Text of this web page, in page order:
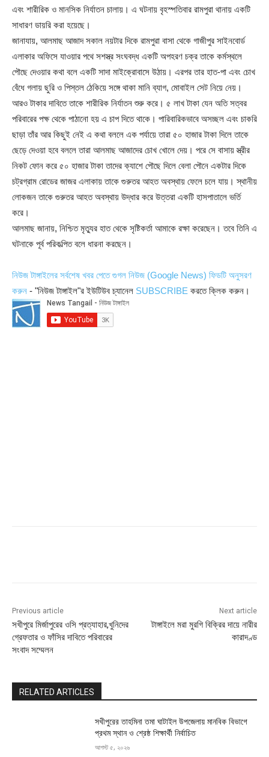
এবং শারীরিক ও মানসিক নির্যাতন চালায়। এ ঘটনায় বৃহস্পতিবার রামপুরা থানায় একটি
সাধারণ ডায়রি করা হয়েছে।
জানাযায়, আলমাছ আজাদ সকাল নয়টার দিকে রামপুরা বাসা থেকে গাজীপুর সাইনবোর্ড
এলাকার অফিসে যাওয়ার পথে সশস্ত্র সংঘবদ্ধ একটি অপহরণ চক্র তাকে কর্মস্থলে
পৌছে দেওয়ার কথা বলে একটি সাদা মাইক্রোবাসে উঠায়। এরপর তার হাত-পা এবং চোখ
বেঁধে গলায় ছুরি ও পিস্তল ঠেকিয়ে সঙ্গে থাকা মানি ব্যাগ, মোবাইল সেট নিয়ে নেয়।
আরও টাকার দাবিতে তাকে শারীরিক নির্যাতন শুরু করে। ৫ লাখ টাকা যেন অতি সত্বর
পরিবারের পক্ষ থেকে পাঠানো হয় এ চাপ দিতে থাকে। পারিবারিকভাবে অসচ্ছল এবং চাকরি
ছাড়া তাঁর আর কিছুই নেই এ কথা বললে এক পর্যায়ে তারা ৫০ হাজার টাকা দিলে তাকে
ছেড়ে দেওয়া হবে বললে তারা আলমাছ আজাদের চোখ খোলে দেয়। পরে সে বাসায় স্ত্রীর
নিকট ফোন করে ৫০ হাজার টাকা তাদের ক্যাশে পৌছে দিলে বেলা পৌনে একটার দিকে
চট্রগ্রাম রোডের জাজর এলাকায় তাকে গুরুতর আহত অবস্থায় ফেলে চলে যায়। স্থানীয়
লোকজন তাকে গুরুতর আহত অবস্থায় উদ্ধার করে উত্তরা একটি হাসপাতালে ভর্তি
করে।
আলমাছ জানায়, নিশ্চিত মৃত্যুর হাত থেকে সৃষ্টিকর্তা আমাকে রক্ষা করেছেন। তবে তিনি এ
ঘটনাকে পূর্ব পরিকল্পিত বলে ধারনা করছেন।
নিউজ টাঙ্গাইলের সর্বশেষ খবর পেতে গুগল নিউজ (Google News) ফিডটি অনুসরণ
করুন - "নিউজ টাঙ্গাইল"র ইউটিউব চ্যানেল SUBSCRIBE করতে ক্লিক করুন।
Previous article
সখীপুরে মির্জাপুরের ওসি প্রত্যাহার,খুনিদের
গ্রেফতার ও ফাঁসির দাবিতে পরিবারের
সংবাদ সম্মেলন
Next article
টাঙ্গাইলে মরা মুরগি বিক্রির দায়ে নারীর
কারাদণ্ড
RELATED ARTICLES
সখীপুরের তাহমিনা তমা ঘাটাইল উপজেলায় মানবিক বিভাগে
প্রথম স্থান ও শ্রেষ্ঠ শিক্ষার্থী নির্বাচিত
আগস্ট ৫, ২০২৬